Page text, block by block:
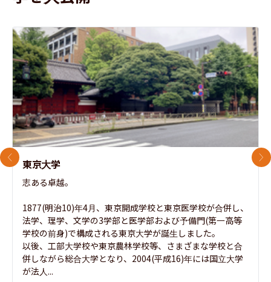
東京大学
志ある卓越。
1877(明治10)年4月、東京開成学校と東京医学校が合併し、
法学、理学、文学の3学部と医学部および予備門(第一高等
学校の前身)で構成される東京大学が誕生しました。
以後、工部大学校や東京農林学校等、さまざまな学校と合
併しながら総合大学となり、2004(平成16)年には国立大学
が法人...
前のスライド 次